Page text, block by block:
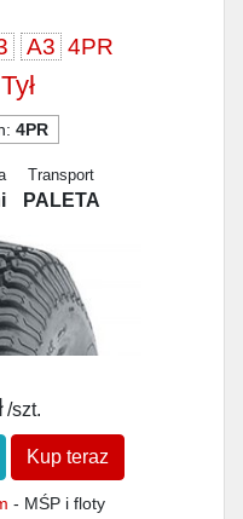
A3 4PR
4PR
Transport
PALETA
/szt.
Kup teraz
- MŚP i floty